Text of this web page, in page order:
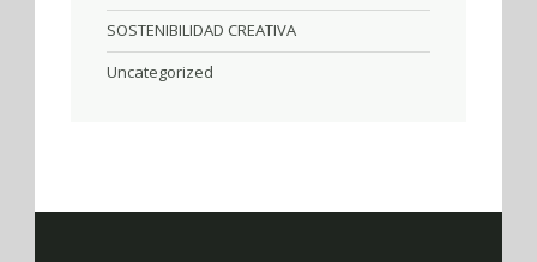
SOSTENIBILIDAD CREATIVA
Uncategorized